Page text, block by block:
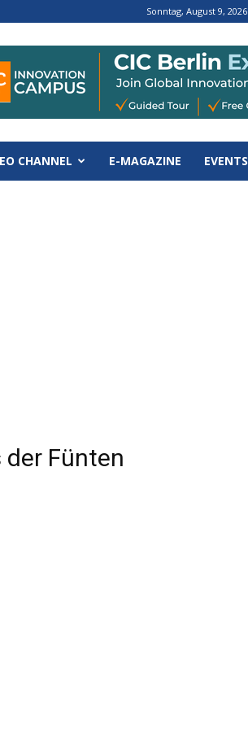
Sonntag, August 9, 2026
CHANNEL E-MAGAZINE EVENTS
der Fünten